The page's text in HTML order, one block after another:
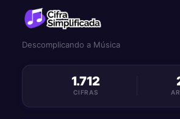
Descomplicando a Música
1.712
CIFRAS